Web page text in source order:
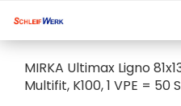
MIRKA Ultimax Ligno
Multifit, K100, 1 VPE = 50